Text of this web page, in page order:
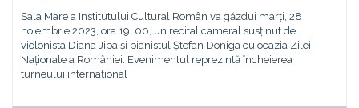
Sala Mare a Institutului Cultural Român va găzdui marți, 28
noiembrie 2023, ora 19. 00, un recital cameral susținut de
violonista Diana Jipa și pianistul Ștefan Doniga cu ocazia Zilei
Naționale a României. Evenimentul reprezintă încheierea
turneului internațional